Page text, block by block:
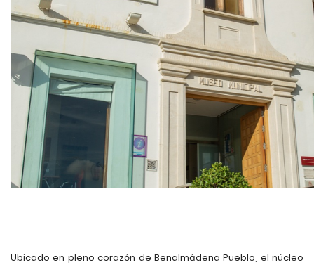
Ubicado en pleno corazón de Benalmádena Pueblo, el núcleo